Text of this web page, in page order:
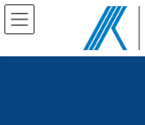
コ
ン
テ
ン
ナ
ビ
ゲ
ー